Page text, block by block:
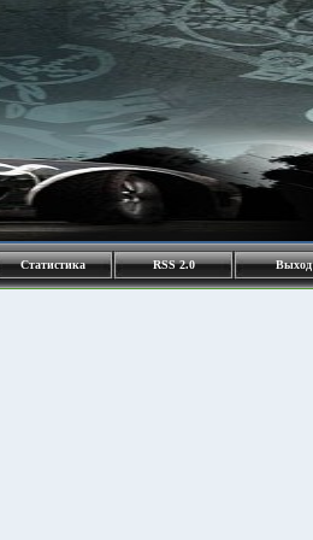
Статистика RSS 2.0 Выход